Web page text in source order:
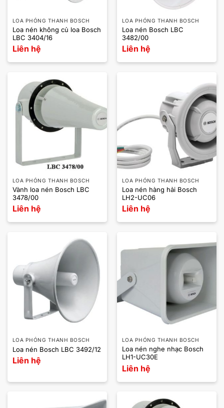
LOA PHÓNG THANH BOSCH
Loa nén không củ loa Bosch
LBC 3404/16
Liên hệ
LOA PHÓNG THANH BOSCH
Loa nén Bosch LBC
3482/00
Liên hệ
LOA PHÓNG THANH BOSCH
Vành loa nén Bosch LBC
3478/00
Liên hệ
LOA PHÓNG THANH BOSCH
Loa nén hàng hải Bosch
LH2-UC06
Liên hệ
LOA PHÓNG THANH BOSCH
Loa nén Bosch LBC 3492/12
Liên hệ
LOA PHÓNG THANH BOSCH
Loa nén nghe nhạc Bosch
LH1-UC30E
Liên hệ